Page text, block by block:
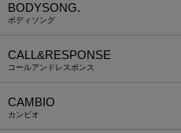
BODYSONG.
ボディソング
CALL&RESPONSE
コールアンドレスポンス
CAMBIO
カンビオ